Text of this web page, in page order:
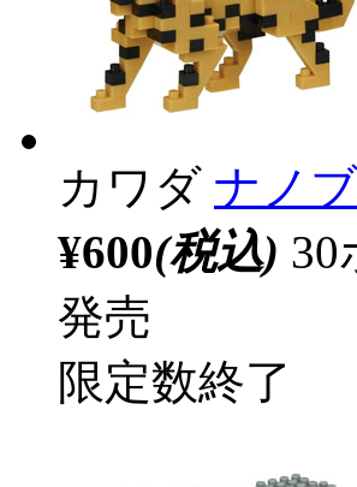
カワダ ナノ
¥600(税込) 30
発売
限定数終了